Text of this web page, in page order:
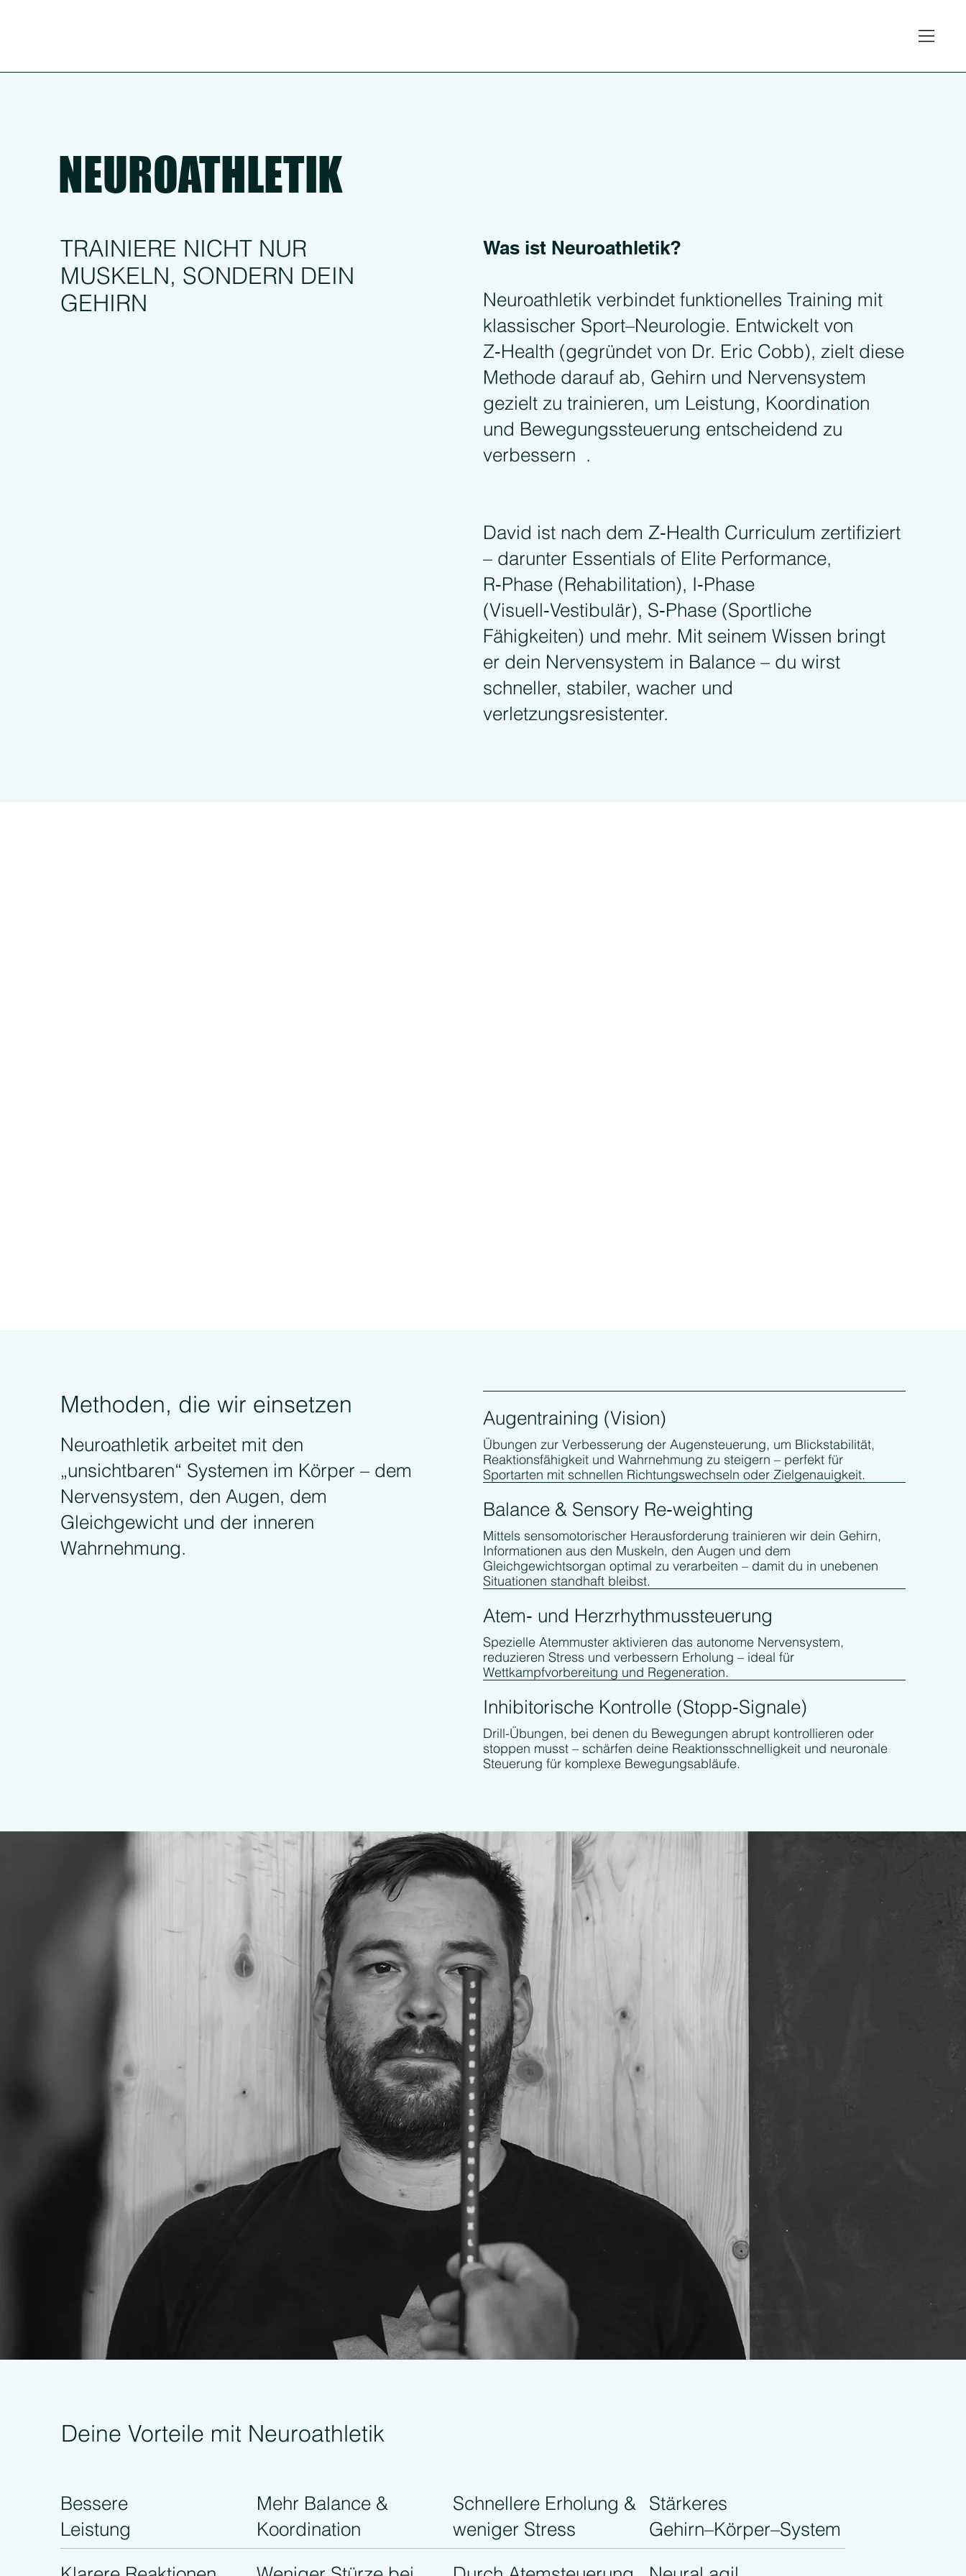
NEUROATHLETIK
TRAINIERE NICHT NUR
MUSKELN, SONDERN DEIN
GEHIRN
Was ist Neuroathletik?
Neuroathletik verbindet funktionelles Training mit
klassischer Sport–Neurologie. Entwickelt von
Z‑Health (gegründet von Dr. Eric Cobb), zielt diese
Methode darauf ab, Gehirn und Nervensystem
gezielt zu trainieren, um Leistung, Koordination
und Bewegungssteuerung entscheidend zu
verbessern .
David ist nach dem Z‑Health Curriculum zertifiziert
– darunter Essentials of Elite Performance,
R‑Phase (Rehabilitation), I‑Phase
(Visuell‑Vestibulär), S‑Phase (Sportliche
Fähigkeiten) und mehr. Mit seinem Wissen bringt
er dein Nervensystem in Balance – du wirst
schneller, stabiler, wacher und
verletzungsresistenter.
Methoden, die wir einsetzen
Neuroathletik arbeitet mit den
„unsichtbaren“ Systemen im Körper – dem
Nervensystem, den Augen, dem
Gleichgewicht und der inneren
Wahrnehmung.
Augentraining (Vision)
Übungen zur Verbesserung der Augensteuerung, um Blickstabilität,
Reaktionsfähigkeit und Wahrnehmung zu steigern – perfekt für
Sportarten mit schnellen Richtungswechseln oder Zielgenauigkeit.
Balance & Sensory Re‑weighting
Mittels sensomotorischer Herausforderung trainieren wir dein Gehirn,
Informationen aus den Muskeln, den Augen und dem
Gleichgewichtsorgan optimal zu verarbeiten – damit du in unebenen
Situationen standhaft bleibst.
Atem‑ und Herzrhythmussteuerung
Spezielle Atemmuster aktivieren das autonome Nervensystem,
reduzieren Stress und verbessern Erholung – ideal für
Wettkampfvorbereitung und Regeneration.
Inhibitorische Kontrolle (Stopp‑Signale)
Drill-Übungen, bei denen du Bewegungen abrupt kontrollieren oder
stoppen musst – schärfen deine Reaktionsschnelligkeit und neuronale
Steuerung für komplexe Bewegungsabläufe.
Deine Vorteile mit Neuroathletik
Bessere
Leistung
Mehr Balance &
Koordination
Schnellere Erholung &
weniger Stress
Stärkeres
Gehirn–Körper–System